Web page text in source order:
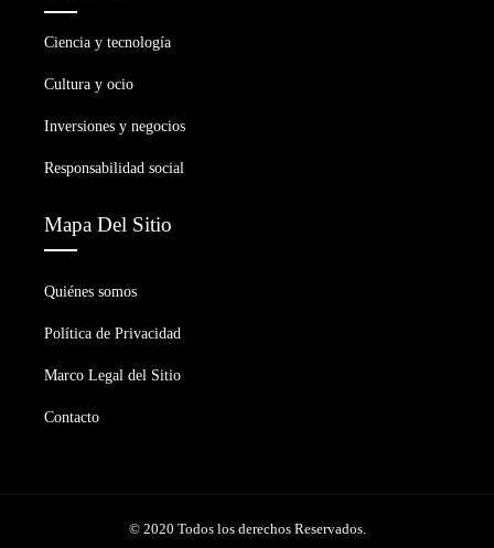
Ciencia y tecnología
Cultura y ocio
Inversiones y negocios
Responsabilidad social
Mapa Del Sitio
Quiénes somos
Política de Privacidad
Marco Legal del Sitio
Contacto
© 2020 Todos los derechos Reservados.